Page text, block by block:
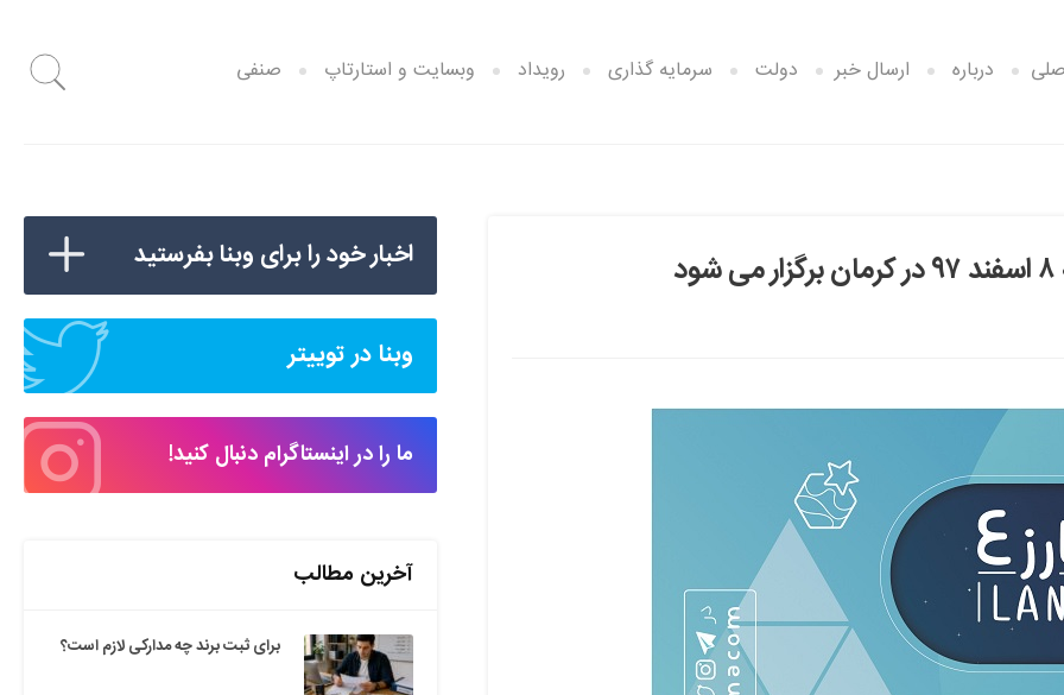
درباره ارسال خبر دولت سرمایه گذاری رویداد وبسایت و استارتاپ صنفی
اخبار خود را برای وبنا بفرستید
وبنا در توییتر
ما را در اینستاگرام دنبال کنید!
آخرین مطالب
برای ثبت برند چه مدارکی لازم است؟